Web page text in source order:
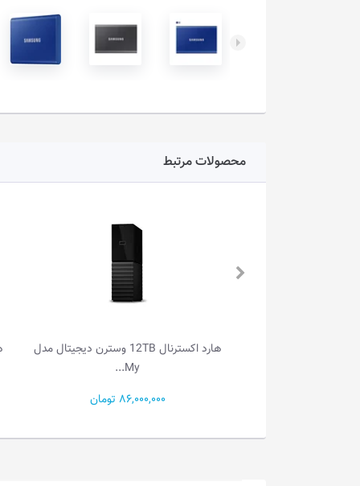
محصولات مرتبط
هارد اکسترنال 1TB توین موس مدل
ProDrive
14,500,000 تومان